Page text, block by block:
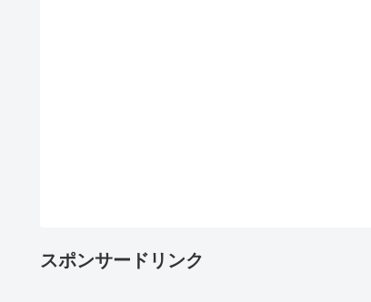
スポンサードリンク